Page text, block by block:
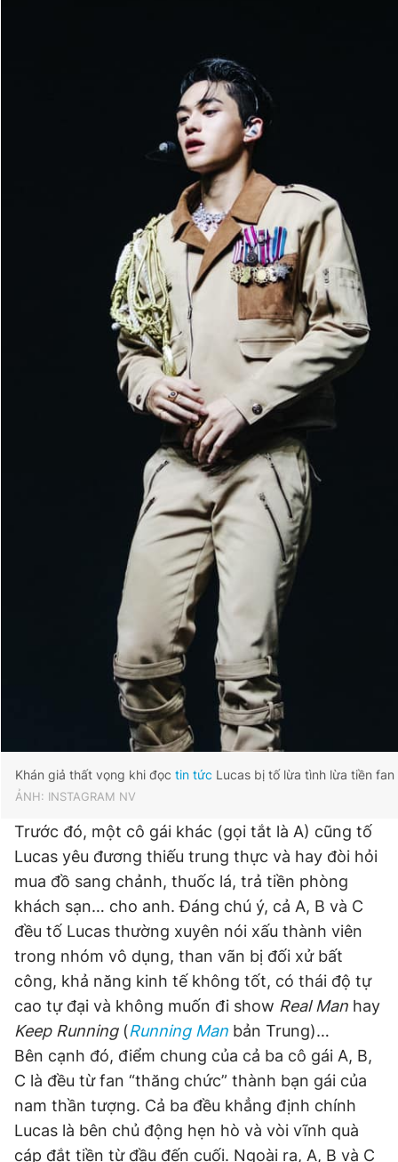
Khán giả thất vọng khi đọc tin tức Lucas bị tố lừa tình lừa tiền fan
ẢNH: INSTAGRAM NV
Trước đó, một cô gái khác (gọi tắt là A) cũng tố
Lucas yêu đương thiếu trung thực và hay đòi hỏi
mua đồ sang chảnh, thuốc lá, trả tiền phòng
khách sạn… cho anh. Đáng chú ý, cả A, B và C
đều tố Lucas thường xuyên nói xấu thành viên
trong nhóm vô dụng, than vãn bị đối xử bất
công, khả năng kinh tế không tốt, có thái độ tự
cao tự đại và không muốn đi show Real Man hay
Keep Running (Running Man bản Trung)…
Bên cạnh đó, điểm chung của cả ba cô gái A, B,
C là đều từ fan “thăng chức” thành bạn gái của
nam thần tượng. Cả ba đều khẳng định chính
Lucas là bên chủ động hẹn hò và vòi vĩnh quà
cáp đắt tiền từ đầu đến cuối. Ngoài ra, A, B và C